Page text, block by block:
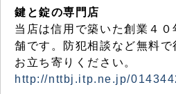
鍵と錠の専門店
当店は信用で築いた創業４
舗です。防犯相談など無料
お立ち寄りください。
http://nttbj.itp.ne.jp/